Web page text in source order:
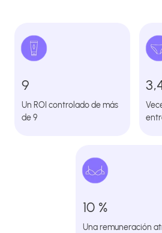
9
Un ROI controlado de más
de 9
10 %
Una remuneración